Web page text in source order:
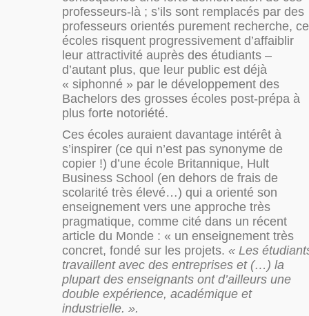
professeurs-là ; s’ils sont remplacés par des
professeurs orientés purement recherche,
écoles risquent progressivement d’affaiblir
leur attractivité auprès des étudiants –
d’autant plus, que leur public est déjà
« siphonné » par le développement des
Bachelors des grosses écoles post-prépa à
plus forte notoriété.
Ces écoles auraient davantage intérêt à
s’inspirer (ce qui n’est pas synonyme de
copier !) d’une école Britannique, Hult
Business School (en dehors de frais de
scolarité très élevé…) qui a orienté son
enseignement vers une approche très
pragmatique, comme cité dans un récent
article du Monde : « un enseignement très
concret, fondé sur les projets. « Les
travaillent avec des entreprises et (…) la
plupart des enseignants ont d’ailleurs une
double expérience, académique et
industrielle. ».